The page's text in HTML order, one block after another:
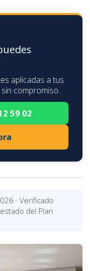
aplicadas a tus
compromiso.
59 02
· Verificado
del Plan